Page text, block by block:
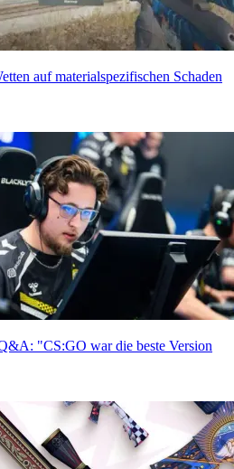
auf materialspezifischen Schaden
"CS:GO war die beste Version